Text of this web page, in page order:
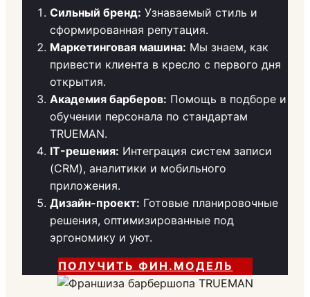
Сильный бренд: Узнаваемый стиль и
сформированная репутация.
Маркетинговая машина: Мы знаем, как
привести клиента в кресло с первого дня
открытия.
Академия барберов: Помощь в подборе и
обучении персонала по стандартам
TRUEMAN.
IT-решения: Интеграция систем записи
(CRM), аналитики и мобильного
приложения.
Дизайн-проект: Готовые планировочные
решения, оптимизированные под
эргономику и уют.
ПОЛУЧИТЬ ФИН.МОДЕЛЬ